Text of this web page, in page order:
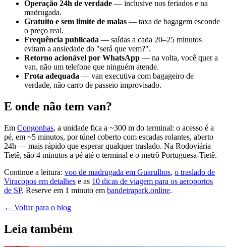
Operação 24h de verdade — inclusive nos feriados e na
madrugada.
Gratuito e sem limite de malas — taxa de bagagem esconde
o preço real.
Frequência publicada — saídas a cada 20–25 minutos
evitam a ansiedade do "será que vem?".
Retorno acionável por WhatsApp — na volta, você quer a
van, não um telefone que ninguém atende.
Frota adequada — van executiva com bagageiro de
verdade, não carro de passeio improvisado.
E onde não tem van?
Em Congonhas, a unidade fica a ~300 m do terminal: o acesso é a
pé, em ~5 minutos, por túnel coberto com escadas rolantes, aberto
24h — mais rápido que esperar qualquer traslado. Na Rodoviária
Tietê, são 4 minutos a pé até o terminal e o metrô Portuguesa-Tietê.
Continue a leitura: voo de madrugada em Guarulhos, o traslado de
Viracopos em detalhes e as 10 dicas de viagem para os aeroportos
de SP. Reserve em 1 minuto em bandeirapark.online.
← Voltar para o blog
Leia também